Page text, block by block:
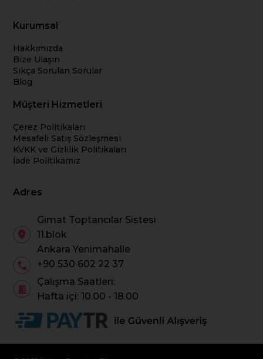
Kurumsal
Hakkımızda
Bize Ulaşın
Sıkça Sorulan Sorular
Blog
Müşteri Hizmetleri
Çerez Politikaları
Mesafeli Satış Sözleşmesi
KVKK ve Gizlilik Politikaları
İade Politikamız
Adres
Gimat Toptancılar Sistesi
11.blok
Ankara Yenimahalle
+90 530 602 22 37
Çalışma Saatleri:
Hafta içi: 10.00 - 18.00